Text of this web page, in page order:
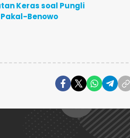
Keras soal Pungli
Benowo